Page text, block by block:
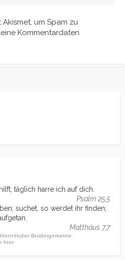
um Spam zu
Kommentardaten
täglich harre ich auf dich.
Psalm 25,5
suchet, so werdet ihr finden;
Matthäus 7,7
Brüdergemeine
hier